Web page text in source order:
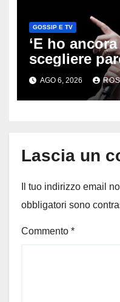
GOSSIP E TV
‘E ho
scegliere
viaggio di
i fan in
Pavana
AGO 6, 2026
Lascia un
Il tuo indirizzo email
obbligatori sono
Commento *